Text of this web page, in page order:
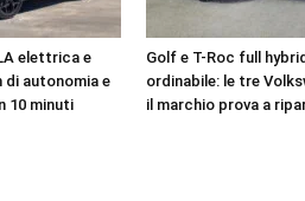
elettrica e
di autonomia e
10 minuti
Golf e T-Roc full
ordinabile: le tre
il marchio prova a